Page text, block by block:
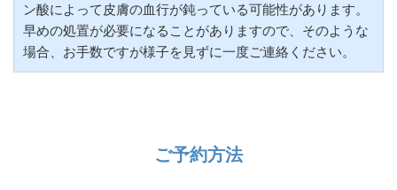
ン酸によって皮膚の血行が鈍っている可能性があります。
早めの処置が必要になることがありますので、そのような
場合、お手数ですが様子を見ずに一度ご連絡ください。
ご予約方法